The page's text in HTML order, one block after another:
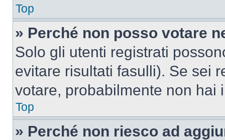
Top
» Perché non posso votare
Solo gli utenti registrati
evitare risultati fasulli). Se sei
votare, probabilmente non hai
Top
» Perché non riesco ad